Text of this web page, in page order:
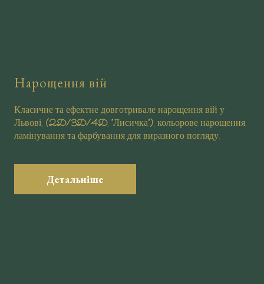
Нарощення вій
Класичне та ефектне довготривале нарощення вій у
Львові, (2D/3D/4D, “Лисичка”), кольорове нарощення,
ламінування та фарбування для виразного погляду.
Детальніше